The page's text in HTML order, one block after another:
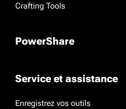
Crafting Tools
PowerShare
Service et assistance
Enregistrez vos outils